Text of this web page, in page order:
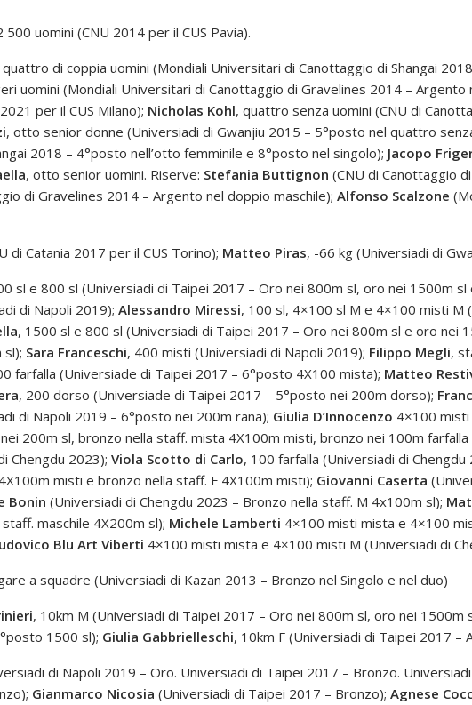
500 uomini (CNU 2014 per il CUS Pavia).
quattro di coppia uomini (Mondiali Universitari di Canottaggio di Shangai
uomini (Mondiali Universitari di Canottaggio di Gravelines 2014 – Argento
per il CUS Milano); Nicholas Kohl, quattro senza uomini (CNU di
, otto senior donne (Universiadi di Gwanjiu 2015 – 5°posto nel quattro
2018 – 4°posto nell’otto femminile e 8°posto nel singolo); Jacopo
, otto senior uomini. Riserve: Stefania Buttignon (CNU di Canottaggio
di Gravelines 2014 – Argento nel doppio maschile); Alfonso Scalzone
di Catania 2017 per il CUS Torino); Matteo Piras, -66 kg (Universiadi di
sl e 800 sl (Universiadi di Taipei 2017 – Oro nei 800m sl, oro nei 1500m sl
di Napoli 2019); Alessandro Miressi, 100 sl, 4×100 sl M e 4×100 misti M
, 1500 sl e 800 sl (Universiadi di Taipei 2017 – Oro nei 800m sl e oro nei
sl); Sara Franceschi, 400 misti (Universiadi di Napoli 2019); Filippo Megli,
farfalla (Universiade di Taipei 2017 – 6°posto 4X100 mista); Matteo
, 200 dorso (Universiade di Taipei 2017 – 5°posto nei 200m dorso);
di Napoli 2019 – 6°posto nei 200m rana); Giulia D’Innocenzo 4×100 misti
200m sl, bronzo nella staff. mista 4X100m misti, bronzo nei 100m
Chengdu 2023); Viola Scotto di Carlo, 100 farfalla (Universiadi di
misti e bronzo nella staff. F 4X100m misti); Giovanni Caserta
Bonin (Universiadi di Chengdu 2023 – Bronzo nella staff. M 4x100m sl);
maschile 4X200m sl); Michele Lamberti 4×100 misti mista e 4×100
Blu Art Viberti 4×100 misti mista e 4×100 misti M (Universiadi di
a squadre (Universiadi di Kazan 2013 – Bronzo nel Singolo e nel duo)
, 10km M (Universiadi di Taipei 2017 – Oro nei 800m sl, oro nei 1500m
1500 sl); Giulia Gabbrielleschi, 10km F (Universiadi di Taipei 2017 –
di Napoli 2019 – Oro. Universiadi di Taipei 2017 – Bronzo.
Gianmarco Nicosia (Universiadi di Taipei 2017 – Bronzo); Agnese